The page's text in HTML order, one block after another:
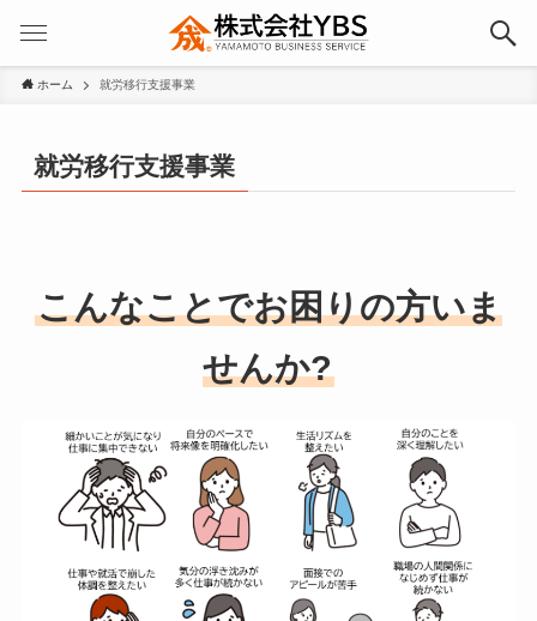
ホーム 就労移行支援事業
就労移行支援事業
こんなことでお困りの方いま
せんか?